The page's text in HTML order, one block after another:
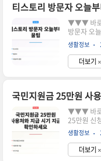
회 대상자
대상자 조
자 조회 특
회 특별사
는 혜택은
응시 제한
정지나 취
티스토리 방문자 오늘
▼▼▼ 바로
방문자 오
쓰기 3단계
기티스토
스토리 블
고민하고
수를 늘리
은 이들에
쉽지 않습
리기 위한
인 심화 분
드는 이유
인을 정..
생활정보
더보기
▼▼▼ 바로
25만원 신
국민지원
하세요 바
금 더 유리
사용처와
생활정보
더보기